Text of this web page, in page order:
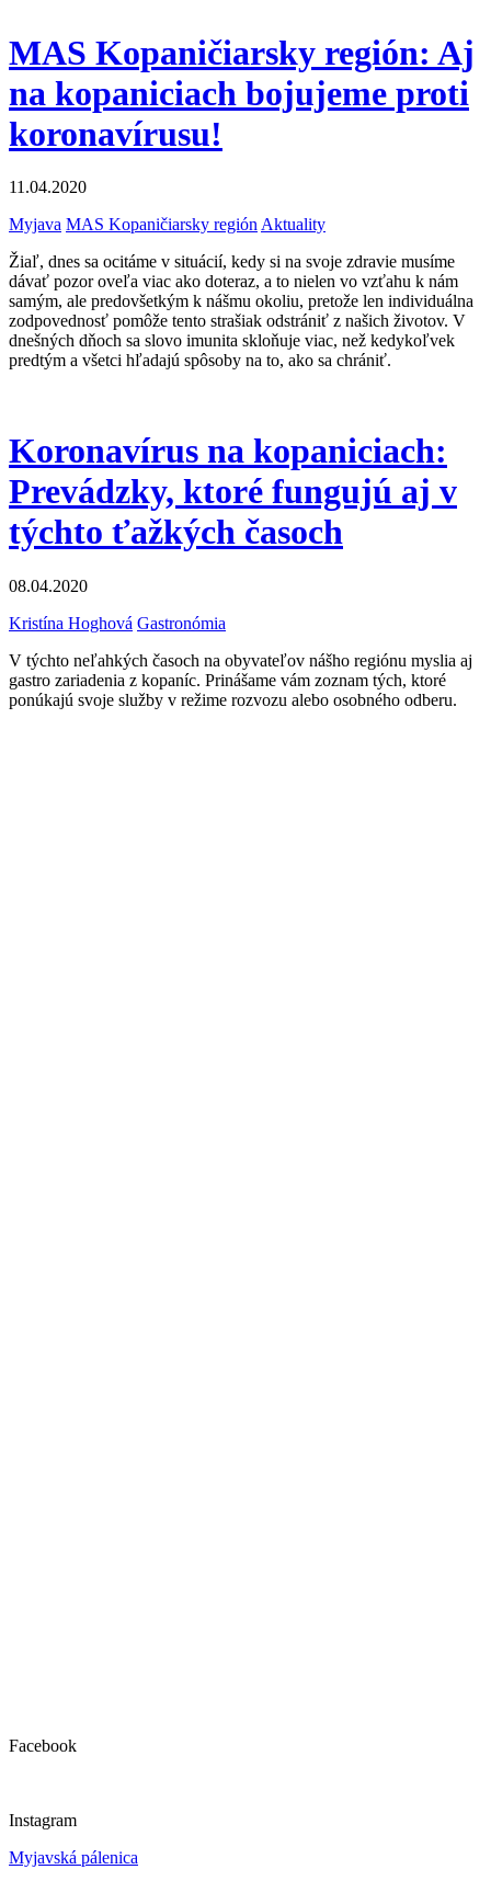
MAS Kopaničiarsky región: Aj
na kopaniciach bojujeme proti
koronavírusu!
11.04.2020
Myjava MAS Kopaničiarsky región Aktuality
Žiaľ, dnes sa ocitáme v situácií, kedy si na svoje zdravie musíme
dávať pozor oveľa viac ako doteraz, a to nielen vo vzťahu k nám
samým, ale predovšetkým k nášmu okoliu, pretože len individuálna
zodpovednosť pomôže tento strašiak odstrániť z našich životov. V
dnešných dňoch sa slovo imunita skloňuje viac, než kedykoľvek
predtým a všetci hľadajú spôsoby na to, ako sa chrániť.
Koronavírus na kopaniciach:
Prevádzky, ktoré fungujú aj v
týchto ťažkých časoch
08.04.2020
Kristína Hoghová Gastronómia
V týchto neľahkých časoch na obyvateľov nášho regiónu myslia aj
gastro zariadenia z kopaníc. Prinášame vám zoznam tých, ktoré
ponúkajú svoje služby v režime rozvozu alebo osobného odberu.
Facebook
Instagram
Myjavská pálenica